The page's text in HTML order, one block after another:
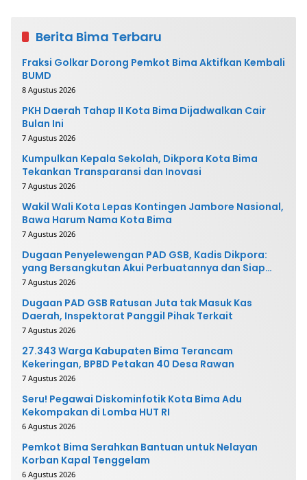
Berita Bima Terbaru
Fraksi Golkar Dorong Pemkot Bima Aktifkan Kembali
BUMD
8 Agustus 2026
PKH Daerah Tahap II Kota Bima Dijadwalkan Cair
Bulan Ini
7 Agustus 2026
Kumpulkan Kepala Sekolah, Dikpora Kota Bima
Tekankan Transparansi dan Inovasi
7 Agustus 2026
Wakil Wali Kota Lepas Kontingen Jambore Nasional,
Bawa Harum Nama Kota Bima
7 Agustus 2026
Dugaan Penyelewengan PAD GSB, Kadis Dikpora:
yang Bersangkutan Akui Perbuatannya dan Siap
Mengembalikan Uang
7 Agustus 2026
Dugaan PAD GSB Ratusan Juta tak Masuk Kas
Daerah, Inspektorat Panggil Pihak Terkait
7 Agustus 2026
27.343 Warga Kabupaten Bima Terancam
Kekeringan, BPBD Petakan 40 Desa Rawan
7 Agustus 2026
Seru! Pegawai Diskominfotik Kota Bima Adu
Kekompakan di Lomba HUT RI
6 Agustus 2026
Pemkot Bima Serahkan Bantuan untuk Nelayan
Korban Kapal Tenggelam
6 Agustus 2026